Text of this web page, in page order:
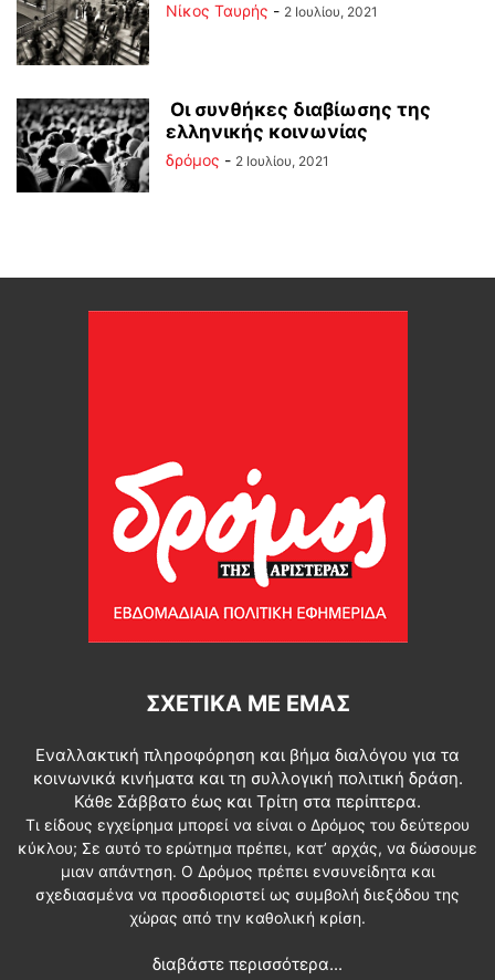
Νίκος Ταυρής - 2 Ιουλίου, 2021
Οι συνθήκες διαβίωσης της
ελληνικής κοινωνίας
δρόμος - 2 Ιουλίου, 2021
ΣΧΕΤΙΚΆ ΜΕ ΕΜΆΣ
Εναλλακτική πληροφόρηση και βήμα διαλόγου για τα
κοινωνικά κινήματα και τη συλλογική πολιτική δράση.
Κάθε Σάββατο έως και Τρίτη στα περίπτερα.
Τι είδους εγχείρημα μπορεί να είναι ο Δρόμος του δεύτερου
κύκλου; Σε αυτό το ερώτημα πρέπει, κατ’ αρχάς, να δώσουμε
μιαν απάντηση. Ο Δρόμος πρέπει ενσυνείδητα και
σχεδιασμένα να προσδιοριστεί ως συμβολή διεξόδου της
χώρας από την καθολική κρίση.
διαβάστε περισσότερα...